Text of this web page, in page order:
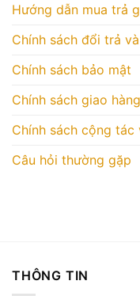
Hướng dẫn mua trả
Chính sách đổi trả
Chính sách bảo mật
Chính sách giao
Chính sách cộng tác
Câu hỏi thường gặp
THÔNG TIN